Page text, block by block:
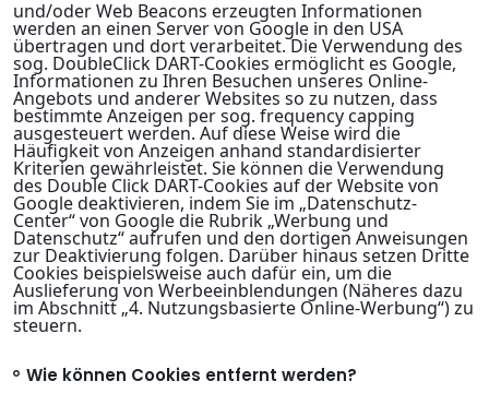
und/oder Web Beacons erzeugten Informationen
werden an einen Server von Google in den USA
übertragen und dort verarbeitet. Die Verwendung des
sog. DoubleClick DART-Cookies ermöglicht es Google,
Informationen zu Ihren Besuchen unseres Online-
Angebots und anderer Websites so zu nutzen, dass
bestimmte Anzeigen per sog. frequency capping
ausgesteuert werden. Auf diese Weise wird die
Häufigkeit von Anzeigen anhand standardisierter
Kriterien gewährleistet. Sie können die Verwendung
des Double Click DART-Cookies auf der Website von
Google deaktivieren, indem Sie im „Datenschutz-
Center“ von Google die Rubrik „Werbung und
Datenschutz“ aufrufen und den dortigen Anweisungen
zur Deaktivierung folgen. Darüber hinaus setzen Dritte
Cookies beispielsweise auch dafür ein, um die
Auslieferung von Werbeeinblendungen (Näheres dazu
im Abschnitt „4. Nutzungsbasierte Online-Werbung“) zu
steuern.
Wie können Cookies entfernt werden?